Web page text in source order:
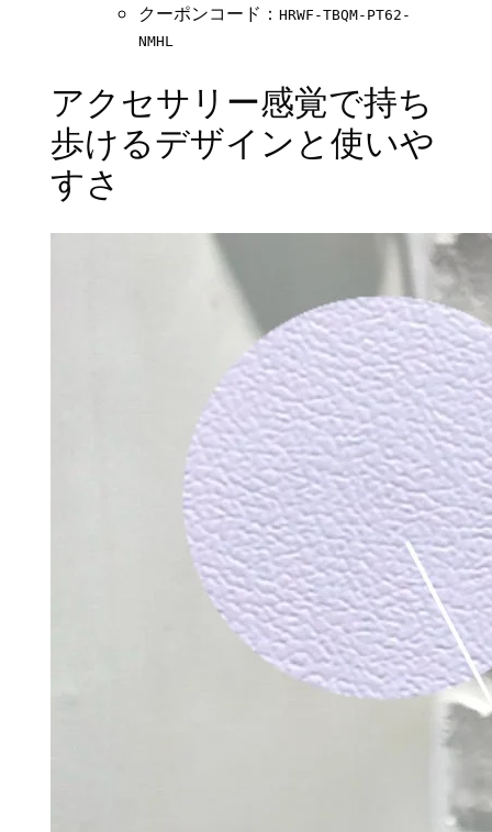
クーポンコード：HRWF-TBQM-PT62-
NMHL
アクセサリー感覚で持ち
歩けるデザインと使いや
すさ